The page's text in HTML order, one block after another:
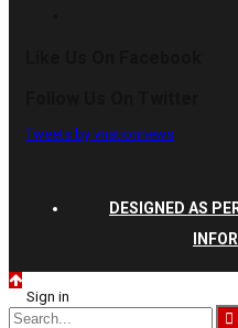
Tweets by vnationnews
DESIGNED AS
Sign in